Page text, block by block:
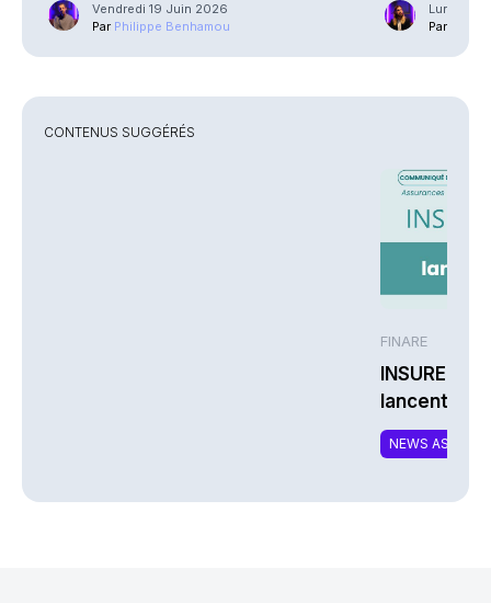
Vendredi 19 Juin 2026
Par Philippe Benhamou
Lundi 4
Par
CONTENUS SUGGÉRÉS
FINARE
INSUREM
lancent
nouvelle
NEWS